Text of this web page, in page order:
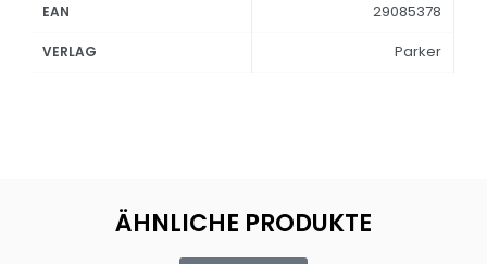
EAN 29085378
VERLAG Parker
ÄHNLICHE PRODUKTE